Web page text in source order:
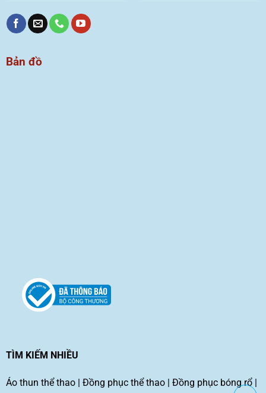
Bản đồ
TÌM KIẾM NHIỀU
Áo thun thể thao| Đồng phục thể thao| Đồng phục bóng rổ|